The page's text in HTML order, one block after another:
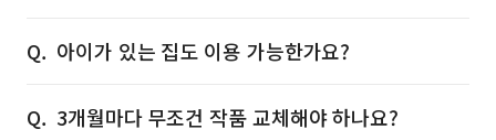
아이가 있는 집도 이용 가능한가요?
3개월마다 무조건 작품 교체해야 하나요?